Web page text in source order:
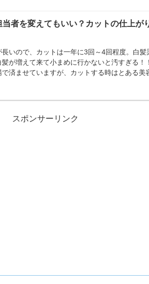
当者を変えてもいい？カットの仕上が
長いので、カットは一年に3回～4回程度。白髪
髪が増えて来て小まめに行かないと汚すぎる！
済ませていますが、カットする時はとある美
スポンサーリンク